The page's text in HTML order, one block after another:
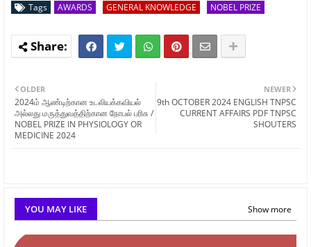
Tags AWARDS GENERAL KNOWLEDGE NOBEL PRIZE
NEWER
9th OCTOBER 2024 ENGLISH TNPSC
CURRENT AFFAIRS PDF TNPSC
SHOUTERS
OLDER
2024ம் ஆண்டிற்கான உடலியக்கவியல்
அல்லது மருத்துவத்திற்கான நோபல் பரிசு /
NOBEL PRIZE IN PHYSIOLOGY OR
MEDICINE 2024
YOU MAY LIKE Show more